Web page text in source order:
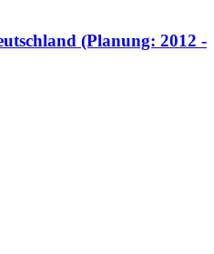
(Planung: 2012 -